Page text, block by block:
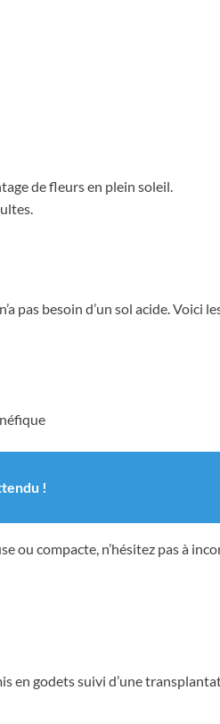
de fleurs en plein soleil.
pas besoin d’un sol acide. Voici
!
ou compacte, n’hésitez pas à
en godets suivi d’une